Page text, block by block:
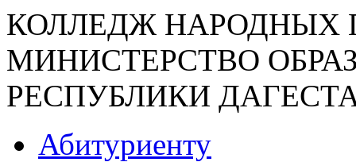
КОЛЛЕДЖ НАРОДНЫХ
МИНИСТЕРСТВО
РЕСПУБЛИКИ
Абитуриенту